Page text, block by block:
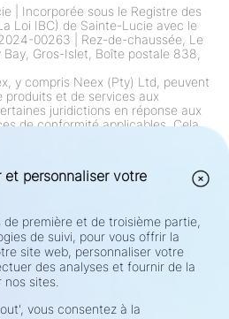
Incorporée sous le Registre des
Loi IBC) de Sainte-Lucie avec le
00263
Rez-de-chaussée, Le
Gros-Islet, Boîte postale 838,
y compris Neex (Pty) Ltd, peuvent
et de services aux
juridictions en réponse aux
de conformité applicables. Cela
la loi ou le règlement. Le groupe
à jour ses restrictions
réglementaires.
effet de levier et présentent un
de capital. Le trading de tels
à tous les investisseurs.
de perte est directement lié aux
Avant de trader, examinez
votre niveau
financière et votre tolérance au
personnaliser votre
première et de troisième partie,
de suivi, pour vous offrir la
site web, personnaliser votre
des analyses et fournir de la
sites.
vous consentez à la